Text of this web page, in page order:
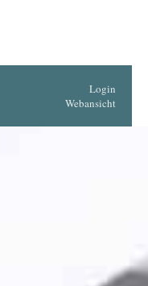
Login
Webansicht